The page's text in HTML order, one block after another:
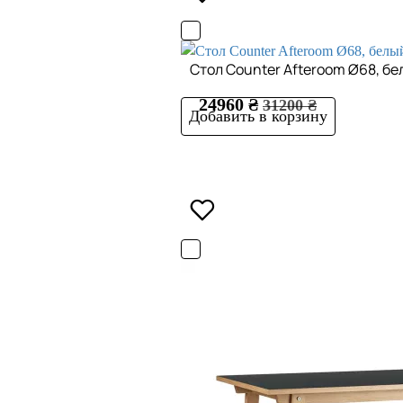
Cтол Counter Afteroom Ø68,
24960 ₴ 31200 ₴
Добавить в корзину